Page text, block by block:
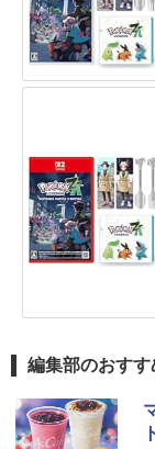
編集部のおすす